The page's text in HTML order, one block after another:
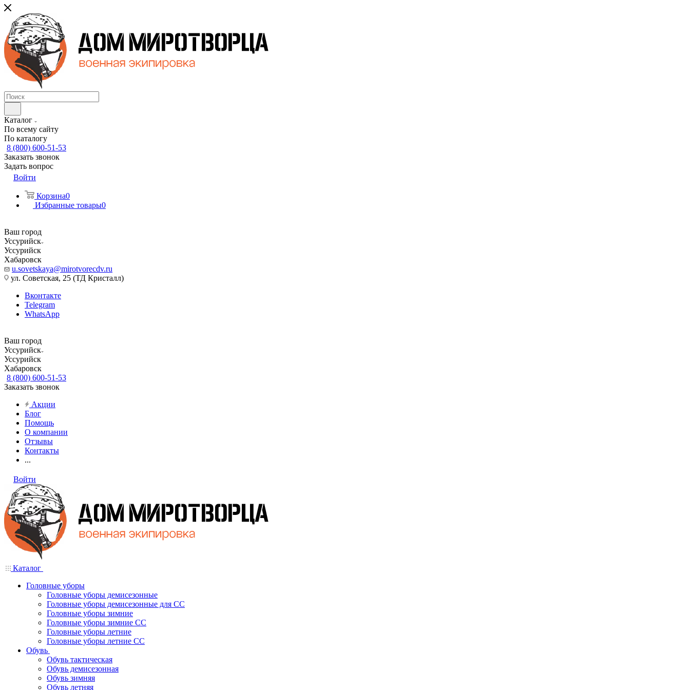
Каталог
По всему сайту
По каталогу
8 (800) 600-51-53
Заказать звонок
Задать вопрос
Войти
Корзина0
Избранные товары0
Ваш город
Уссурийск
Уссурийск
Хабаровск
u.sovetskaya@mirotvorecdv.ru
ул. Советская, 25 (ТД Кристалл)
Вконтакте
Telegram
WhatsApp
Ваш город
Уссурийск
Уссурийск
Хабаровск
8 (800) 600-51-53
Заказать звонок
Акции
Блог
Помощь
О компании
Отзывы
Контакты
...
Войти
Каталог
Головные уборы
Головные уборы демисезонные
Головные уборы демисезонные для СС
Головные уборы зимние
Головные уборы зимние СС
Головные уборы летние
Головные уборы летние СС
Обувь
Обувь тактическая
Обувь демисезонная
Обувь зимняя
Обувь летняя